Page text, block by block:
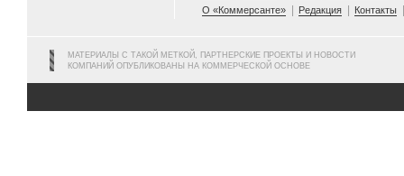
О «Коммерсанте»
Редакция Контакты
МАТЕРИАЛЫ С ТАКОЙ МЕТКОЙ, ПАРТНЕРСКИЕ ПРОЕКТЫ И НОВОСТИ
КОМПАНИЙ ОПУБЛИКОВАНЫ НА КОММЕРЧЕСКОЙ ОСНОВЕ